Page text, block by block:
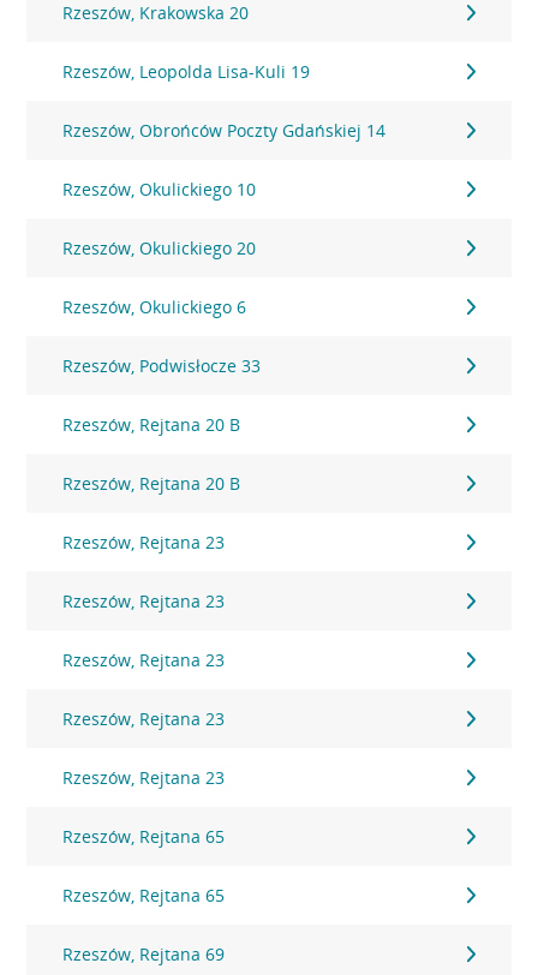
Rzeszów, Krakowska 20
Rzeszów, Leopolda Lisa-Kuli 19
Rzeszów, Obrońców Poczty Gdańskiej 14
Rzeszów, Okulickiego 10
Rzeszów, Okulickiego 20
Rzeszów, Okulickiego 6
Rzeszów, Podwisłocze 33
Rzeszów, Rejtana 20 B
Rzeszów, Rejtana 20 B
Rzeszów, Rejtana 23
Rzeszów, Rejtana 23
Rzeszów, Rejtana 23
Rzeszów, Rejtana 23
Rzeszów, Rejtana 23
Rzeszów, Rejtana 65
Rzeszów, Rejtana 65
Rzeszów, Rejtana 69